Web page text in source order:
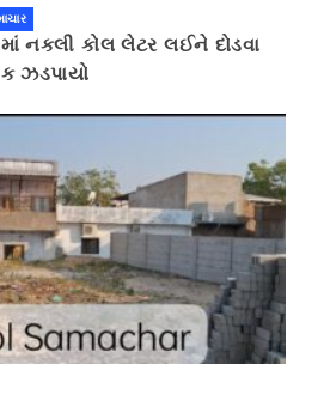
નકલી કોલ લેટર લઈને દોડવા
ઝડપાયો